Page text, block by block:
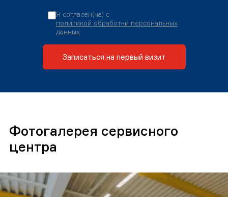
Я согласен(на) с
политикой обработки персональных
данных
Записаться на первый визит
Фотогалерея сервисного
центра